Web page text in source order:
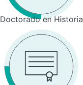
Doctorado en Historia